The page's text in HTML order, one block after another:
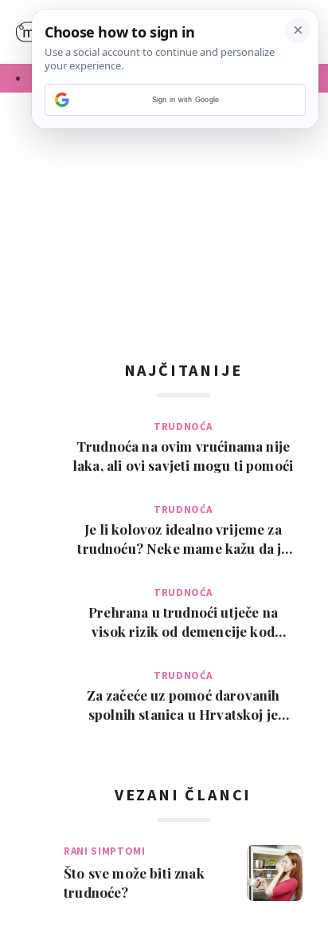
NAJČITANIJE
TRUDNOĆA
Trudnoća na ovim vrućinama nije
laka, ali ovi savjeti mogu ti pomoći
TRUDNOĆA
Je li kolovoz idealno vrijeme za
trudnoću? Neke mame kažu da je
TRUDNOĆA
Prehrana u trudnoći utječe na
visok rizik od demencije kod
TRUDNOĆA
Za začeće uz pomoć darovanih
spolnih stanica u Hrvatskoj je
VEZANI ČLANCI
RANI SIMPTOMI
Što sve može biti znak
trudnoće?
Sign in with Google